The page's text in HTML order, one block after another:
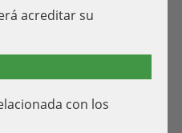
acreditar su
con los